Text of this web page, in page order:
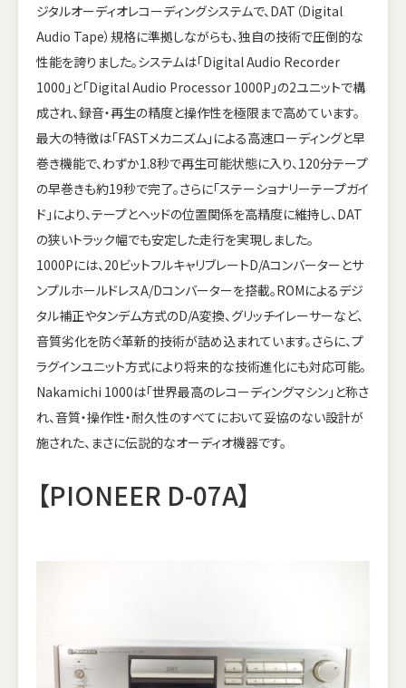
ジタルオーディオレコーディングシステムで、DAT（Digital
Audio Tape）規格に準拠しながらも、独自の技術で圧倒的な
性能を誇りました。システムは「Digital Audio Recorder
1000」と「Digital Audio Processor 1000P」の2ユニットで構
成され、録音・再生の精度と操作性を極限まで高めています。
最大の特徴は「FASTメカニズム」による高速ローディングと早
巻き機能で、わずか1.8秒で再生可能状態に入り、120分テープ
の早巻きも約19秒で完了。さらに「ステーショナリーテープガイ
ド」により、テープとヘッドの位置関係を高精度に維持し、DAT
の狭いトラック幅でも安定した走行を実現しました。
1000Pには、20ビットフルキャリブレートD/Aコンバーターとサ
ンプルホールドレスA/Dコンバーターを搭載。ROMによるデジ
タル補正やタンデム方式のD/A変換、グリッチイレーサーなど、
音質劣化を防ぐ革新的技術が詰め込まれています。さらに、プ
ラグインユニット方式により将来的な技術進化にも対応可能。
Nakamichi 1000は「世界最高のレコーディングマシン」と称さ
れ、音質・操作性・耐久性のすべてにおいて妥協のない設計が
施された、まさに伝説的なオーディオ機器です。
【PIONEER D-07A】